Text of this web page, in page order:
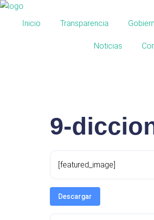
Inicio Transparencia
Noticias
9-
[featured_image]
Descargar